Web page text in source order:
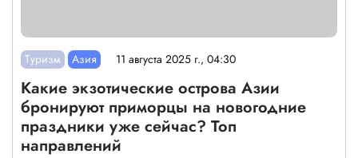
Туризм Азия 11 августа 2025 г., 04:30
Какие экзотические острова Азии
бронируют приморцы на новогодние
праздники уже сейчас? Топ
направлений